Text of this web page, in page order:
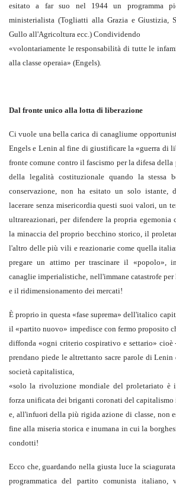
esitato a far suo nel 1944 un programma
ministerialista (Togliatti alla Grazia e Giustizia,
Gullo all'Agricoltura ecc.) Condividendo
«volontariamente le responsabilità di tutte le
alla classe operaia» (Engels).
Dal fronte unico alla lotta di liberazione
Ci vuole una bella carica di canagliume
Engels e Lenin al fine di giustificare la «guerra di
fronte comune contro il fascismo per la difesa
della legalità costituzionale quando la stessa
conservazione, non ha esitato un solo istante,
lacerare senza misericordia questi suoi valori, un
ultrareazionari, per difendere la propria
la minaccia del proprio becchino storico, il
l'altro delle più vili e reazionarie come quella
pregare un attimo per trascinare il «popolo»,
canaglie imperialistiche, nell'immane catastrofe
e il ridimensionamento dei mercati!
È proprio in questa «fase suprema» dell'italico
il «partito nuovo» impedisce con fermo proposito
diffonda «ogni criterio cospirativo e settario» cioè
prendano piede le altrettanto sacre parole di
società capitalistica,
«solo la rivoluzione mondiale del proletariato è
forza unificata dei briganti coronati del capitalismo
e, all'infuori della più rigida azione di classe, non
fine alla miseria storica e inumana in cui la
condotti!
Ecco che, guardando nella giusta luce la
programmatica del partito comunista italiano,